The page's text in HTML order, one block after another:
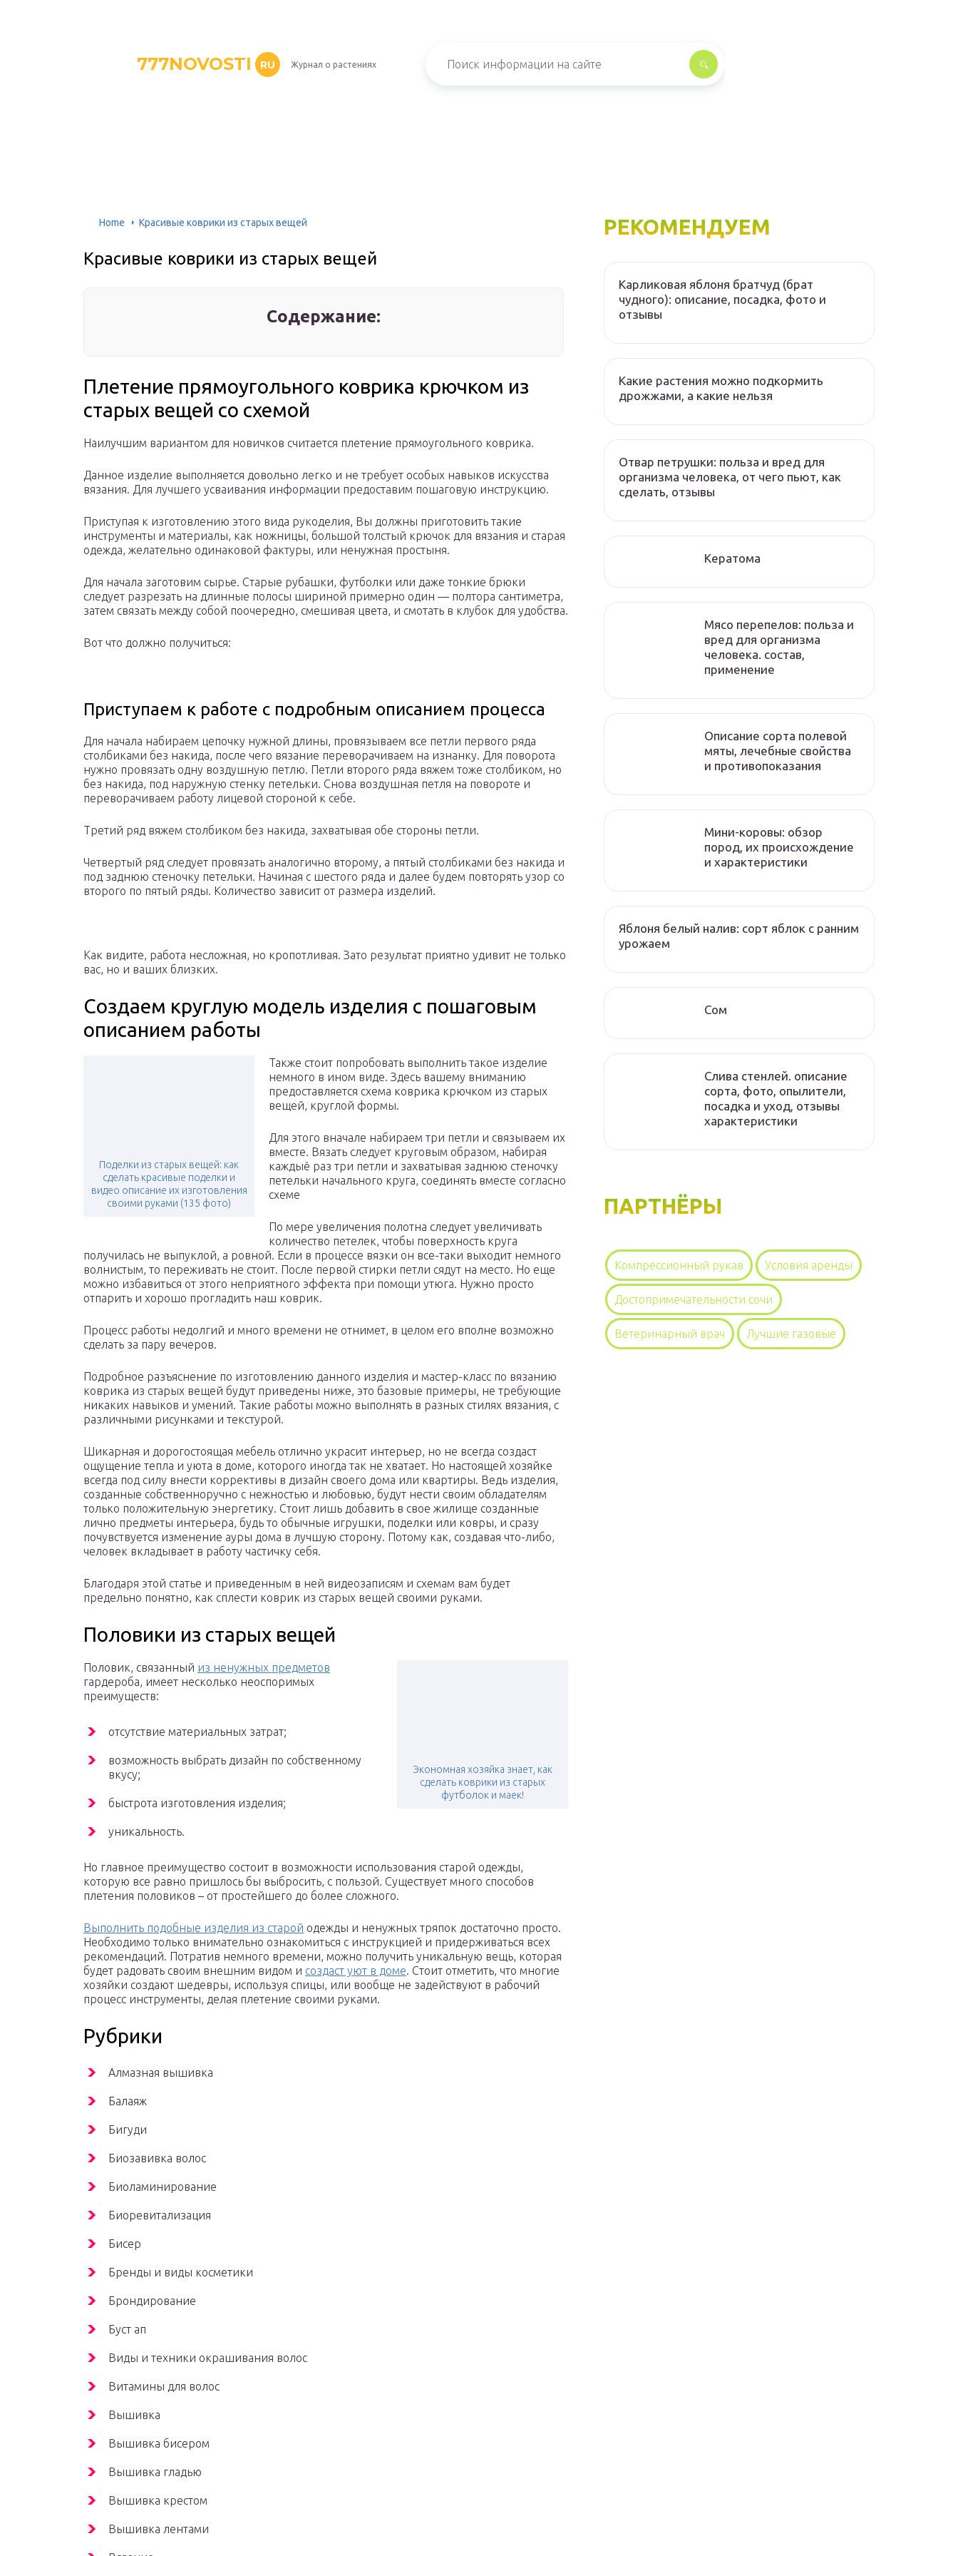
777NOVOSTI RU Журнал о растениях
Home Красивые коврики из старых вещей
Красивые коврики из старых вещей
Содержание:
Плетение прямоугольного коврика крючком из
старых вещей со схемой
Наилучшим вариантом для новичков считается плетение прямоугольного коврика.
Данное изделие выполняется довольно легко и не требует особых навыков искусства
вязания. Для лучшего усваивания информации предоставим пошаговую инструкцию.
Приступая к изготовлению этого вида рукоделия, Вы должны приготовить такие
инструменты и материалы, как ножницы, большой толстый крючок для вязания и старая
одежда, желательно одинаковой фактуры, или ненужная простыня.
Для начала заготовим сырье. Старые рубашки, футболки или даже тонкие брюки
следует разрезать на длинные полосы шириной примерно один — полтора сантиметра,
затем связать между собой поочередно, смешивая цвета, и смотать в клубок для удобства.
Вот что должно получиться:
Приступаем к работе с подробным описанием процесса
Для начала набираем цепочку нужной длины, провязываем все петли первого ряда
столбиками без накида, после чего вязание переворачиваем на изнанку. Для поворота
нужно провязать одну воздушную петлю. Петли второго ряда вяжем тоже столбиком, но
без накида, под наружную стенку петельки. Снова воздушная петля на повороте и
переворачиваем работу лицевой стороной к себе.
Третий ряд вяжем столбиком без накида, захватывая обе стороны петли.
Четвертый ряд следует провязать аналогично второму, а пятый столбиками без накида и
под заднюю стеночку петельки. Начиная с шестого ряда и далее будем повторять узор со
второго по пятый ряды. Количество зависит от размера изделий.
Как видите, работа несложная, но кропотливая. Зато результат приятно удивит не только
вас, но и ваших близких.
Создаем круглую модель изделия с пошаговым
описанием работы
Поделки из старых вещей: как
сделать красивые поделки и
видео описание их изготовления
своими руками (135 фото)
Также стоит попробовать выполнить такое изделие
немного в ином виде. Здесь вашему вниманию
предоставляется схема коврика крючком из старых
вещей, круглой формы.
Для этого вначале набираем три петли и связываем их
вместе. Вязать следует круговым образом, набирая
каждыё раз три петли и захватывая заднюю стеночку
петельки начального круга, соединять вместе согласно
схеме
По мере увеличения полотна следует увеличивать
количество петелек, чтобы поверхность круга
получилась не выпуклой, а ровной. Если в процессе вязки он все-таки выходит немного
волнистым, то переживать не стоит. После первой стирки петли сядут на место. Но еще
можно избавиться от этого неприятного эффекта при помощи утюга. Нужно просто
отпарить и хорошо прогладить наш коврик.
Процесс работы недолгий и много времени не отнимет, в целом его вполне возможно
сделать за пару вечеров.
Подробное разъяснение по изготовлению данного изделия и мастер-класс по вязанию
коврика из старых вещей будут приведены ниже, это базовые примеры, не требующие
никаких навыков и умений. Такие работы можно выполнять в разных стилях вязания, с
различными рисунками и текстурой.
Шикарная и дорогостоящая мебель отлично украсит интерьер, но не всегда создаст
ощущение тепла и уюта в доме, которого иногда так не хватает. Но настоящей хозяйке
всегда под силу внести коррективы в дизайн своего дома или квартиры. Ведь изделия,
созданные собственноручно с нежностью и любовью, будут нести своим обладателям
только положительную энергетику. Стоит лишь добавить в свое жилище созданные
лично предметы интерьера, будь то обычные игрушки, поделки или ковры, и сразу
почувствуется изменение ауры дома в лучшую сторону. Потому как, создавая что-либо,
человек вкладывает в работу частичку себя.
Благодаря этой статье и приведенным в ней видеозаписям и схемам вам будет
предельно понятно, как сплести коврик из старых вещей своими руками.
Половики из старых вещей
Экономная хозяйка знает, как
сделать коврики из старых
футболок и маек!
Половик, связанный из ненужных предметов
гардероба, имеет несколько неоспоримых
преимуществ:
отсутствие материальных затрат;
возможность выбрать дизайн по собственному
вкусу;
быстрота изготовления изделия;
уникальность.
Но главное преимущество состоит в возможности использования старой одежды,
которую все равно пришлось бы выбросить, с пользой. Существует много способов
плетения половиков – от простейшего до более сложного.
Выполнить подобные изделия из старой одежды и ненужных тряпок достаточно просто.
Необходимо только внимательно ознакомиться с инструкцией и придерживаться всех
рекомендаций. Потратив немного времени, можно получить уникальную вещь, которая
будет радовать своим внешним видом и создаст уют в доме. Стоит отметить, что многие
хозяйки создают шедевры, используя спицы, или вообще не задействуют в рабочий
процесс инструменты, делая плетение своими руками.
Рубрики
Алмазная вышивка
Балаяж
Бигуди
Биозавивка волос
Биоламинирование
Биоревитализация
Бисер
Бренды и виды косметики
Брондирование
Буст ап
Виды и техники окрашивания волос
Витамины для волос
Вышивка
Вышивка бисером
Вышивка гладью
Вышивка крестом
Вышивка лентами
РЕКОМЕНДУЕМ
Карликовая яблоня братчуд (брат
чудного): описание, посадка, фото и
отзывы
Какие растения можно подкормить
дрожжами, а какие нельзя
Отвар петрушки: польза и вред для
организма человека, от чего пьют, как
сделать, отзывы
Кератома
Мясо перепелов: польза и
вред для организма
человека. состав,
применение
Описание сорта полевой
мяты, лечебные свойства
и противопоказания
Мини-коровы: обзор
пород, их происхождение
и характеристики
Яблоня белый налив: сорт яблок с ранним
урожаем
Сом
Слива стенлей. описание
сорта, фото, опылители,
посадка и уход, отзывы
характеристики
ПАРТНЁРЫ
Компрессионный рукав Условия аренды
Достопримечательности сочи
Ветеринарный врач Лучшие газовые